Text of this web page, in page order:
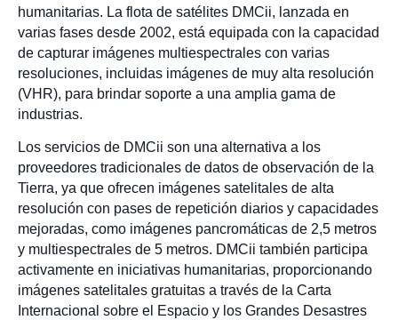
humanitarias. La flota de satélites DMCii, lanzada en
varias fases desde 2002, está equipada con la capacidad
de capturar imágenes multiespectrales con varias
resoluciones, incluidas imágenes de muy alta resolución
(VHR), para brindar soporte a una amplia gama de
industrias.
Los servicios de DMCii son una alternativa a los
proveedores tradicionales de datos de observación de la
Tierra, ya que ofrecen imágenes satelitales de alta
resolución con pases de repetición diarios y capacidades
mejoradas, como imágenes pancromáticas de 2,5 metros
y multiespectrales de 5 metros. DMCii también participa
activamente en iniciativas humanitarias, proporcionando
imágenes satelitales gratuitas a través de la Carta
Internacional sobre el Espacio y los Grandes Desastres